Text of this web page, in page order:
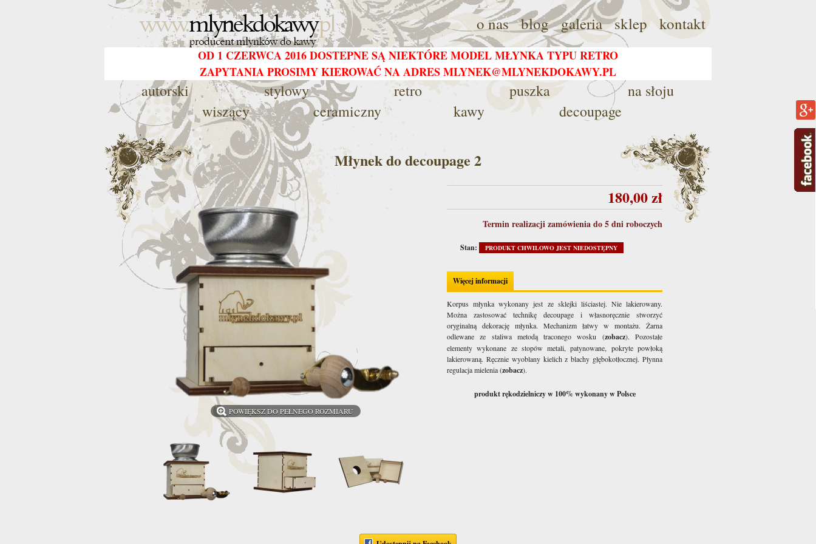
o nas blog galeria sklep kontakt
OD 1 CZERWCA 2016 DOSTEPNE SĄ NIEKTÓRE MODEL MŁYNKA TYPU RETRO
ZAPYTANIA PROSIMY KIEROWAĆ NA ADRES MLYNEK@MLYNEKDOKAWY.PL
autorski stylowy retro puszka
na słoju
wiszący
ceramiczny kawy decoupage
Młynek do decoupage 2
POWIĘKSZ DO PEŁNEGO ROZMIARU
180,00 zł
Termin realizacji zamówienia do 5 dni roboczych
Stan: PRODUKT CHWILOWO JEST NIEDOSTĘPNY
Więcej informacji
Korpus młynka wykonany jest ze sklejki liściastej. Nie lakierowany.
Można zastosować technikę decoupage i własnoręcznie stworzyć
oryginalną dekorację młynka. Mechanizm łatwy w montażu. Żarna
odlewane ze staliwa metodą traconego wosku (zobacz). Pozostałe
elementy wykonane ze stopów metali, patynowane, pokryte powłoką
lakierowaną. Ręcznie wyoblany kielich z blachy głębokotłocznej. Płynna
regulacja mielenia (zobacz).
produkt rękodzielniczy w 100% wykonany w Polsce